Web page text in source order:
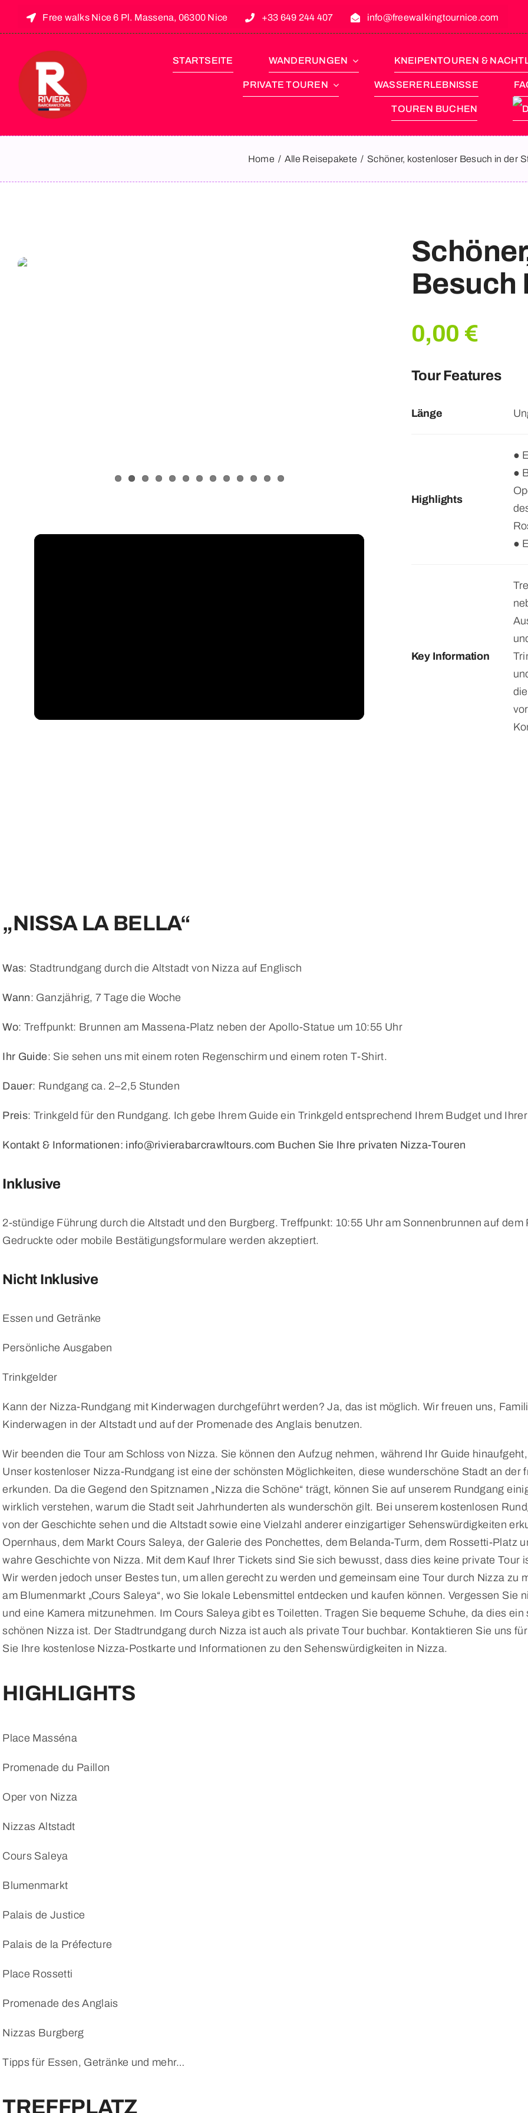
Free walks Nice 6 Pl. Massena, 06300 Nice +33 649 244 407 info@freewalkingtournice.com
STARTSEITE WANDERUNGEN KNEIPENTOUREN &
PRIVATE TOUREN WASSERERLEBNISSE
TOUREN BUCHEN
Home Alle Reisepakete Schöner, kostenloser Besuch in der
Besuch
0,00 €
Tour Features
Länge
Highlights
●
●
●
Key Information
„NISSA LA BELLA“
Was: Stadtrundgang durch die Altstadt von Nizza auf Englisch
Wann: Ganzjährig, 7 Tage die Woche
Wo: Treffpunkt: Brunnen am Massena-Platz neben der Apollo-Statue um 10:55 Uhr
Ihr Guide: Sie sehen uns mit einem roten Regenschirm und einem roten T-Shirt.
Dauer: Rundgang ca. 2–2,5 Stunden
Preis: Trinkgeld für den Rundgang. Ich gebe Ihrem Guide ein Trinkgeld entsprechend Ihrem Budget und
Kontakt & Informationen: info@rivierabarcrawltours.com Buchen Sie Ihre privaten Nizza-Touren
Inklusive
2-stündige Führung durch die Altstadt und den Burgberg. Treffpunkt: 10:55 Uhr am Sonnenbrunnen auf
Gedruckte oder mobile Bestätigungsformulare werden akzeptiert.
Nicht Inklusive
Essen und Getränke
Persönliche Ausgaben
Trinkgelder
Kann der Nizza-Rundgang mit Kinderwagen durchgeführt werden? Ja, das ist möglich. Wir freuen uns,
Kinderwagen in der Altstadt und auf der Promenade des Anglais benutzen.
Wir beenden die Tour am Schloss von Nizza. Sie können den Aufzug nehmen, während Ihr Guide
Unser kostenloser Nizza-Rundgang ist eine der schönsten Möglichkeiten, diese wunderschöne Stadt an
erkunden. Da die Gegend den Spitznamen „Nizza die Schöne“ trägt, können Sie auf unserem Rundgang
wirklich verstehen, warum die Stadt seit Jahrhunderten als wunderschön gilt. Bei unserem kostenlosen
von der Geschichte sehen und die Altstadt sowie eine Vielzahl anderer einzigartiger Sehenswürdigkeiten
Opernhaus, dem Markt Cours Saleya, der Galerie des Ponchettes, dem Belanda-Turm, dem Rossetti-Platz
wahre Geschichte von Nizza. Mit dem Kauf Ihrer Tickets sind Sie sich bewusst, dass dies keine private Tour
Wir werden jedoch unser Bestes tun, um allen gerecht zu werden und gemeinsam eine Tour durch Nizza zu
am Blumenmarkt „Cours Saleya“, wo Sie lokale Lebensmittel entdecken und kaufen können. Vergessen Sie
und eine Kamera mitzunehmen. Im Cours Saleya gibt es Toiletten. Tragen Sie bequeme Schuhe, da dies
schönen Nizza ist. Der Stadtrundgang durch Nizza ist auch als private Tour buchbar. Kontaktieren Sie uns
Sie Ihre kostenlose Nizza-Postkarte und Informationen zu den Sehenswürdigkeiten in Nizza.
HIGHLIGHTS
Place Masséna
Promenade du Paillon
Oper von Nizza
Nizzas Altstadt
Cours Saleya
Blumenmarkt
Palais de Justice
Palais de la Préfecture
Place Rossetti
Promenade des Anglais
Nizzas Burgberg
Tipps für Essen, Getränke und mehr…
TREFFPLATZ